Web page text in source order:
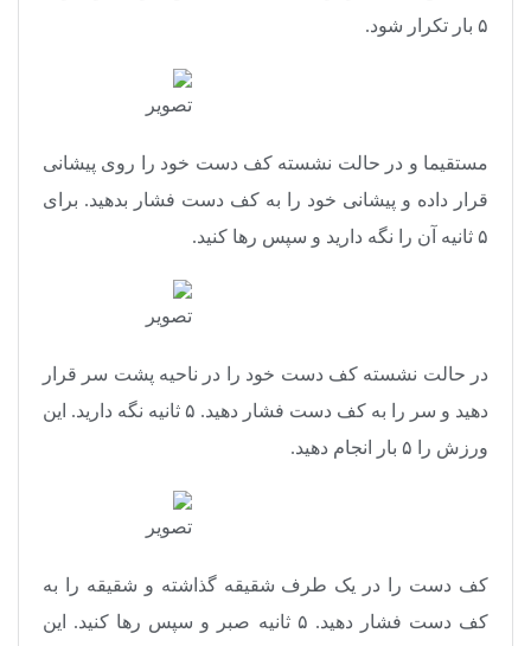
۵ بار تکرار شود.
مستقیما و در حالت نشسته کف دست خود را روی پیشانی
قرار داده و پیشانی خود را به کف دست فشار بدهید. برای
۵ ثانیه آن را نگه دارید و سپس رها کنید.
در حالت نشسته کف دست خود را در ناحیه پشت سر قرار
دهید و سر را به کف دست فشار دهید. ۵ ثانیه نگه دارید. این
ورزش را ۵ بار انجام دهید.
کف دست را در یک طرف شقیقه گذاشته و شقیقه را به
کف دست فشار دهید. ۵ ثانیه صبر و سپس رها کنید. این